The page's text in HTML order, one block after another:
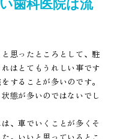
歯科医院は流
思ったところとして、駐
はとてもうれしい事です
することが多いのです。
態が多いのではないでし
、車でいくことが多くそ